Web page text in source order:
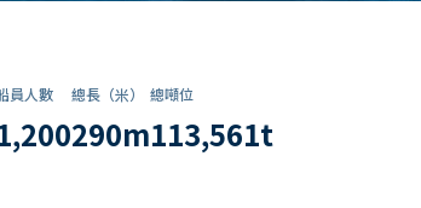
員人數 總長（米）
290m
總噸位
113,561t